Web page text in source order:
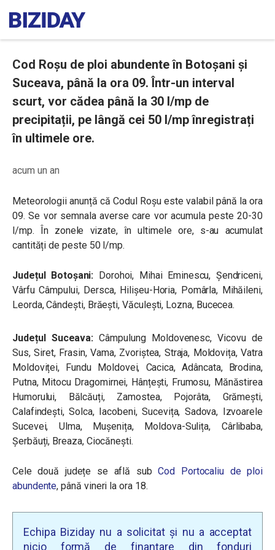
Cod Roșu de ploi abundente în Botoșani și
Suceava, până la ora 09. Într-un interval
scurt, vor cădea până la 30 l/mp de
precipitații, pe lângă cei 50 l/mp înregistrați
în ultimele ore.
acum un an
Meteorologii anunță că Codul Roșu este valabil până la ora
09. Se vor semnala averse care vor acumula peste 20-30
l/mp. În zonele vizate, în ultimele ore, s-au acumulat
cantități de peste 50 l/mp.
Județul Botoşani: Dorohoi, Mihai Eminescu, Șendriceni,
Vârfu Câmpului, Dersca, Hilișeu-Horia, Pomârla, Mihăileni,
Leorda, Cândești, Brăești, Văculești, Lozna, Bucecea.
Județul Suceava: Câmpulung Moldovenesc, Vicovu de
Sus, Siret, Frasin, Vama, Zvoriștea, Straja, Moldovița, Vatra
Moldoviței, Fundu Moldovei, Cacica, Adâncata, Brodina,
Putna, Mitocu Dragomirnei, Hânțești, Frumosu, Mănăstirea
Humorului, Bălcăuți, Zamostea, Pojorâta, Grămești,
Calafindești, Solca, Iacobeni, Sucevița, Sadova, Izvoarele
Sucevei, Ulma, Mușenița, Moldova-Sulița, Cârlibaba,
Șerbăuți, Breaza, Ciocănești.
Cele două județe se află subCod Portocaliu de ploi
abundente, până vineri la ora 18.
Echipa Biziday nu a solicitat și nu a acceptat
nicio formă de finanțare din fonduri